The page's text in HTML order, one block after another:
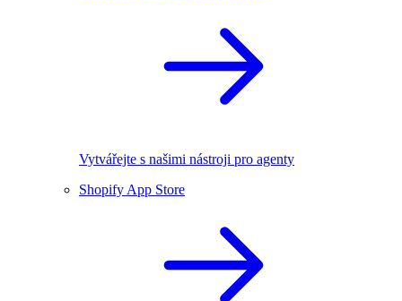
Vytvářejte s našimi nástroji pro agenty
Shopify App Store